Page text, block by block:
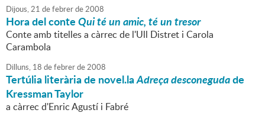
Dijous,21 defebrerde2008
Hora del conteQui té un amic, té un tresor
Conte amb titelles a càrrec de l'Ull Distret i Carola
Carambola
Dilluns, 18 defebrerde2008
Tertúlia literària de novel.laAdreça desconegudade
Kressman Taylor
a càrrec d'Enric Agustí i Fabré